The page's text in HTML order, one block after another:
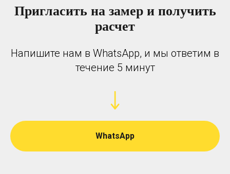
Пригласить на замер и получить
расчет
Напишите нам в WhatsApp, и мы ответим в
течение 5 минут
WhatsApp